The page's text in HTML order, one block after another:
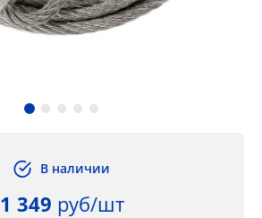
В наличии
1 349 руб/шт